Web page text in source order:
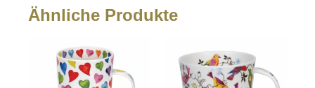
Ähnliche Produkte